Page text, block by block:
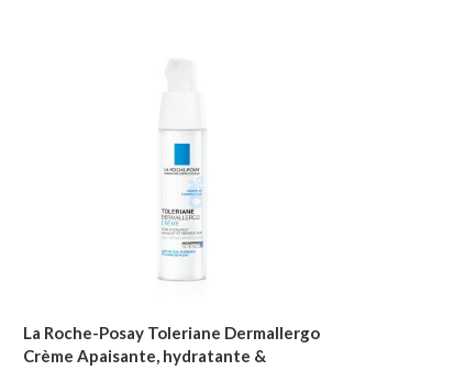
La Roche-Posay Toleriane Dermallergo
Crème Apaisante, hydratante &